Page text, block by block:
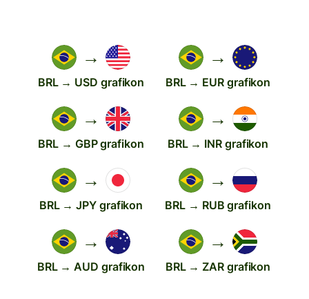
→
BRL → USD grafikon
→
BRL → EUR grafikon
→
BRL → GBP grafikon
→
BRL → INR grafikon
→
BRL → JPY grafikon
→
BRL → RUB grafikon
→
BRL → AUD grafikon
→
BRL → ZAR grafikon